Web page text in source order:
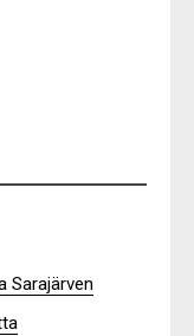
Sarajärven